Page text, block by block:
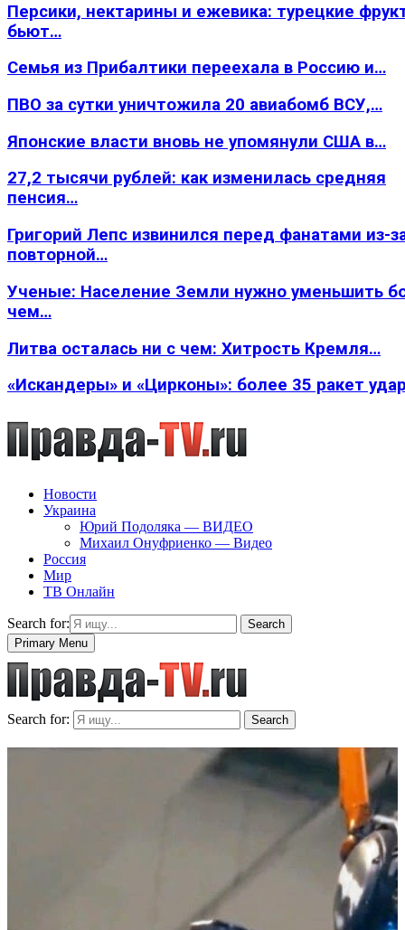
Персики, нектарины и ежевика: турецкие
бьют…
Семья из Прибалтики переехала в Россию и…
ПВО за сутки уничтожила 20 авиабомб ВСУ,…
Японские власти вновь не упомянули США в…
27,2 тысячи рублей: как изменилась средняя
пенсия…
Григорий Лепс извинился перед фанатами из-
повторной…
Ученые: Население Земли нужно уменьшить
чем…
Литва осталась ни с чем: Хитрость Кремля…
«Искандеры» и «Цирконы»: более 35 ракет
Новости
Украина
Юрий Подоляка — ВИДЕО
Михаил Онуфриенко — Видео
Россия
Мир
ТВ Онлайн
Search for:
Search
Primary Menu
Search for: Search